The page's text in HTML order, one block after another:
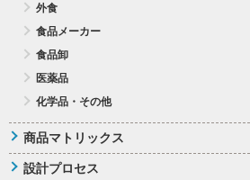
外食
食品メーカー
食品卸
医薬品
化学品・その他
商品マトリックス
設計プロセス